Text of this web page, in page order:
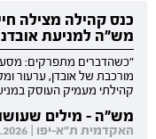
כנס קהילה מצילה
מש"ה למניעת
"כשהדברים מתפרקים: מסע
מורכבת של אובדן, ערעור
קהילתי מעמיק העוסק
מש"ה - מילים
האקדמית ת"א-יפו | 06.09.2026 | יום ראשון | 09:00-16:00